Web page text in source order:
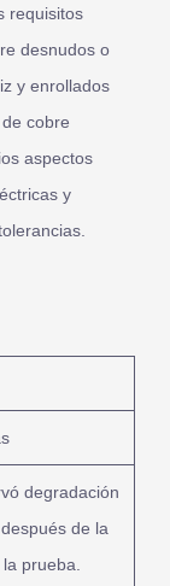
requisitos
desnudos o
y enrollados
cobre
aspectos
y
degradación
de la
prueba.